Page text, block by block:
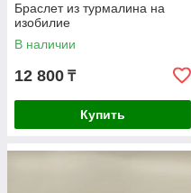
Браслет из турмалина на
изобилие
В наличии
12 800 ₸
Купить